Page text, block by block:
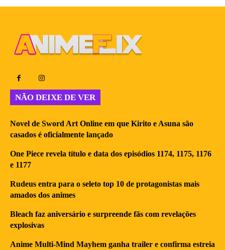
NÃO DEIXE DE VER
Novel de Sword Art Online em que Kirito e Asuna são
casados é oficialmente lançado
One Piece revela título e data dos episódios 1174, 1175, 1176
e 1177
Rudeus entra para o seleto top 10 de protagonistas mais
amados dos animes
Bleach faz aniversário e surpreende fãs com revelações
explosivas
Anime Multi-Mind Mayhem ganha trailer e confirma estreia